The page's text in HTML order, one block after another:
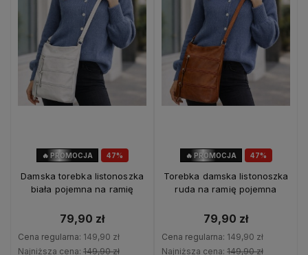
47%
🔥 PROMOCJA
Damska torebka listonoszka
biała pojemna na ramię
79,90 zł
Cena regularna: 149,90 zł
Najniższa cena: 149,90 zł
47%
🔥 PROMOCJA
Torebka damska listonoszka
ruda na ramię pojemna
79,90 zł
Cena regularna: 149,90 zł
Najniższa cena: 149,90 zł